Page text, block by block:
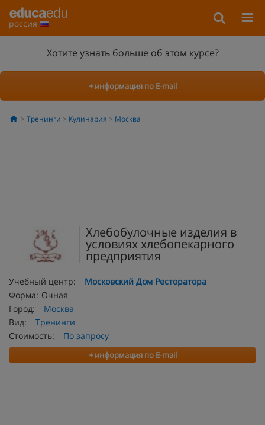
россия
Хотите узнать больше об этом курсе?
+ информация по E-mail
Тренинги Кулинария Москва
Хлебобулочные изделия в
условиях хлебопекарного
предприятия
Учебный центр:
Московский Дом Ресторатора
Форма: Очная
Город:
Москва
Вид:
Тренинги
Стоимость:
По запросу
+ информация по E-mail